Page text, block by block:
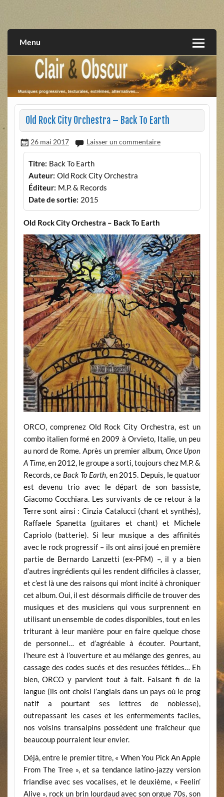
extrêmes, alternatives, texturales
Menu
Old Rock City Orchestra – Back To Earth
26 mai 2017 Laisser un commentaire
Titre: Back To Earth
Auteur: Old Rock City Orchestra
Éditeur: M.P. & Records
Date de sortie: 2015
Old Rock City Orchestra – Back To Earth
ORCO, comprenez Old Rock City Orchestra, est un
combo italien formé en 2009 à Orvieto, Italie, un peu
au nord de Rome. Après un premier album, Once Upon
A Time, en 2012, le groupe a sorti, toujours chez M.P. &
Records, ce Back To Earth, en 2015. Depuis, le quatuor
est devenu trio avec le départ de son bassiste,
Giacomo Cocchiara. Les survivants de ce retour à la
Terre sont ainsi : Cinzia Catalucci (chant et synthés),
Raffaele Spanetta (guitares et chant) et Michele
Capriolo (batterie). Si leur musique a des affinités
avec le rock progressif – ils ont ainsi joué en première
partie de Bernardo Lanzetti (ex-PFM) –, il y a bien
d’autres ingrédients qui les rendent difficiles à classer,
et c’est là une des raisons qui m’ont incité à chroniquer
cet album. Oui, il est désormais difficile de trouver des
musiques et des musiciens qui vous surprennent en
utilisant un ensemble de codes disponibles, tout en les
triturant à leur manière pour en faire quelque chose
de personnel… et d’agréable à écouter. Pourtant,
l’heure est à l’ouverture et au mélange des genres, au
cassage des codes sucés et des resucées fétides… Eh
bien, ORCO y parvient tout à fait. Faisant fi de la
langue (ils ont choisi l’anglais dans un pays où le prog
natif a pourtant ses lettres de noblesse),
outrepassant les cases et les enfermements faciles,
nos voisins transalpins possèdent une fraîcheur que
beaucoup pourraient leur envier.
Déjà, entre le premier titre, « When You Pick An Apple
From The Tree », et sa tendance latino-jazzy version
friandise avec ses vocalises, et le deuxième, « Feelin’
Alive », rock un brin lourdaud avec son orgue 70s, son